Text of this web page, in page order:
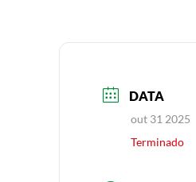
DATA
out 31 2025
Terminado